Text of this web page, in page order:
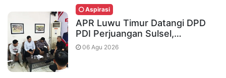
Aspirasi
APR Luwu Timur Datangi DPD
PDI Perjuangan Sulsel,…
06 Agu 2026